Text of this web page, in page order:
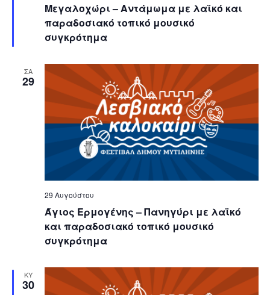
Μεγαλοχώρι – Αντάμωμα με λαϊκό και
παραδοσιακό τοπικό μουσικό
συγκρότημα
ΣΑ
29
Άγιος Ερμογένης – Πανηγύρι με λαϊκό
και παραδοσιακό τοπικό μουσικό
συγκρότημα
29 Αυγούστου
ΚΥ
30